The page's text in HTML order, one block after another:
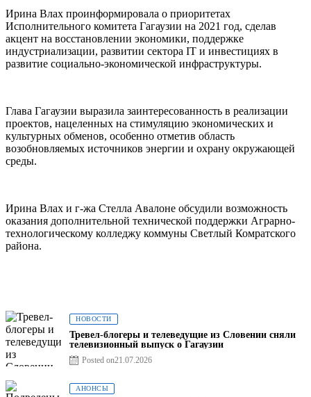
Ирина Влах проинформировала о приоритетах
Исполнительного комитета Гагаузии на 2021 год, сделав
акцент на восстановлении экономики, поддержке
индустриализации, развитии сектора IT и инвестициях в
развитие социально-экономической инфраструктуры.
Глава Гагаузии выразила заинтересованность в реализации
проектов, нацеленных на стимуляцию экономических и
культурных обменов, особенно отметив область
возобновляемых источников энергии и охрану окружающей
среды.
Ирина Влах и г-жа Стелла Авалоне обсудили возможность
оказания дополнительной технической поддержки Аграрно-
технологическому колледжу коммуны Светлый Комратского
района.
НОВОСТИ
Тревел-блогеры и телеведущие из Словении сняли
телевизионный выпуск о Гагаузии
Posted on21.07.2026
АНОНСЫ